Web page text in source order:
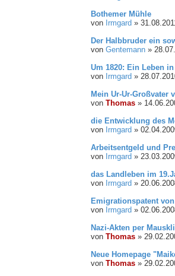
Bothemer Mühle
von Irmgard »
Der Halbbruder ein
von Gentemann »
Um 1820: Ein Leben
von Irmgard »
Mein Ur-Ur-Großvater
von Thomas »
die Entwicklung des
von Irmgard »
Arbeitsentgeld und
von Irmgard »
das Landleben im
von Irmgard »
Emigrationspatent von
von Irmgard »
Nazi-Akten per
von Thomas »
Neue Homepage
von Thomas »